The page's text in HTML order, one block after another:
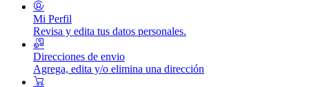
Mi Perfil
Revisa y edita tus datos personales.
Direcciones de envio
Agrega, edita y/o elimina una dirección